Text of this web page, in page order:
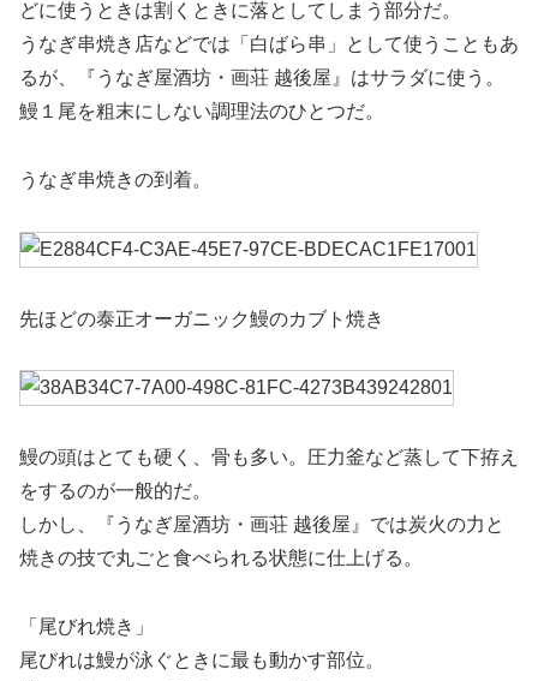
どに使うときは割くときに落としてしまう部分だ。
うなぎ串焼き店などでは「白ばら串」として使うこともあ
るが、『うなぎ屋酒坊・画荘 越後屋』はサラダに使う。
鰻１尾を粗末にしない調理法のひとつだ。
うなぎ串焼きの到着。
先ほどの泰正オーガニック鰻のカブト焼き
鰻の頭はとても硬く、骨も多い。圧力釜など蒸して下拵え
をするのが一般的だ。
しかし、『うなぎ屋酒坊・画荘 越後屋』では炭火の力と
焼きの技で丸ごと食べられる状態に仕上げる。
「尾びれ焼き」
尾びれは鰻が泳ぐときに最も動かす部位。